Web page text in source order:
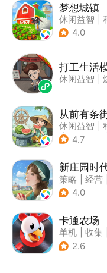
梦想城镇
休闲益智
| 田园生活
4.0
打工生活
休闲益智
从前有条
休闲益智
| 田园生活
4.7
新庄园时
策略 经营
| 自由交易
4.0
卡通农场
单机 收集
| 卡通
2.6